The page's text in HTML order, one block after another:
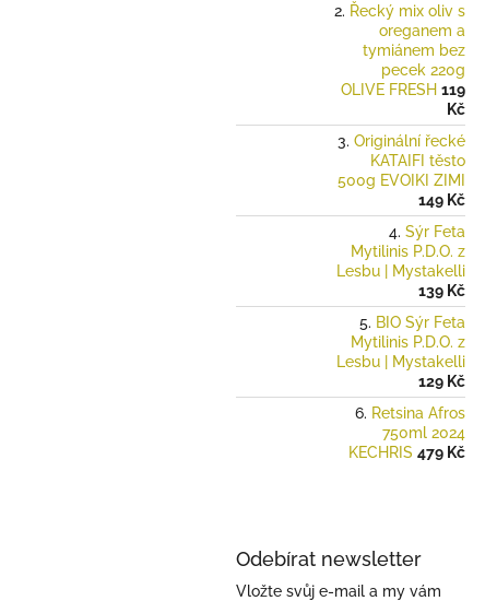
Řecký mix oliv s
oreganem a
tymiánem bez
pecek 220g
OLIVE FRESH 119
Kč
Originální řecké
KATAIFI těsto
500g EVOIKI ZIMI
149 Kč
Sýr Feta
Mytilinis P.D.O. z
Lesbu | Mystakelli
139 Kč
BIO Sýr Feta
Mytilinis P.D.O. z
Lesbu | Mystakelli
129 Kč
Retsina Afros
750ml 2024
KECHRIS 479 Kč
Odebírat newsletter
Vložte svůj e-mail a my vám